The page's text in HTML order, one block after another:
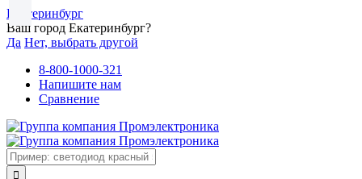
Екатеринбург
Ваш город Екатеринбург?
Да Нет, выбрать другой
8-800-1000-321
Напишите нам
Сравнение